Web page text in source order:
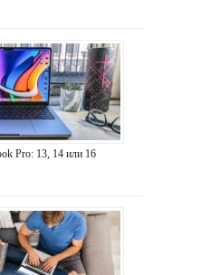
Pro: 13, 14 или 16